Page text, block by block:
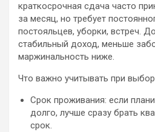
краткосрочная сдача часто
за месяц, но требует
постояльцев, уборки, встреч.
стабильный доход, меньше
маржинальность ниже.
Что важно учитывать при
Срок проживания: если
долго, лучше сразу брать
срок.